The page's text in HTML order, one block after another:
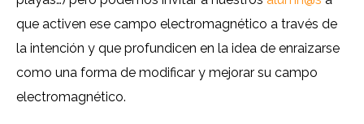
que activen ese campo electromagnético a través de
la intención y que profundicen en la idea de enraizarse
como una forma de modificar y mejorar su campo
electromagnético.